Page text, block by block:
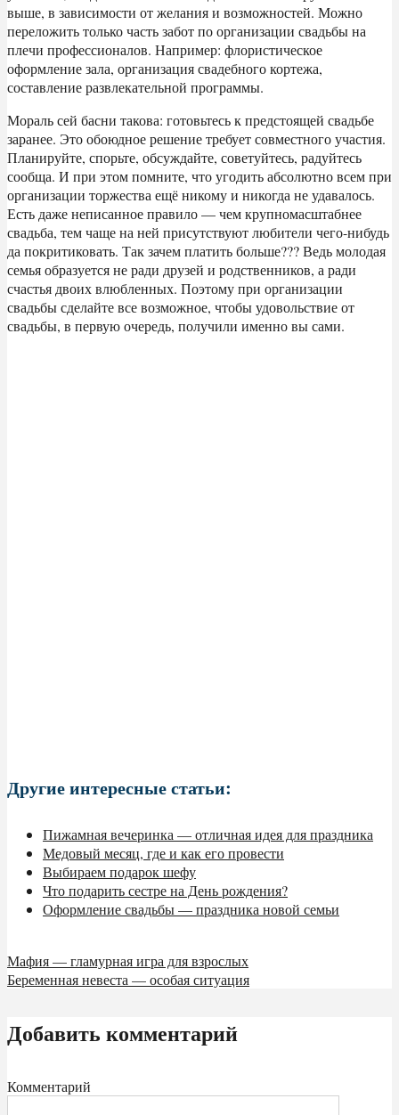
выше, в зависимости от желания и возможностей. Можно
переложить только часть забот по организации свадьбы на
плечи профессионалов. Например: флористическое
оформление зала, организация свадебного кортежа,
составление развлекательной программы.
Мораль сей басни такова: готовьтесь к предстоящей свадьбе
заранее. Это обоюдное решение требует совместного участия.
Планируйте, спорьте, обсуждайте, советуйтесь, радуйтесь
сообща. И при этом помните, что угодить абсолютно всем при
организации торжества ещё никому и никогда не удавалось.
Есть даже неписанное правило — чем крупномасштабнее
свадьба, тем чаще на ней присутствуют любители чего-нибудь
да покритиковать. Так зачем платить больше??? Ведь молодая
семья образуется не ради друзей и родственников, а ради
счастья двоих влюбленных. Поэтому при организации
свадьбы сделайте все возможное, чтобы удовольствие от
свадьбы, в первую очередь, получили именно вы сами.
Другие интересные статьи:
Пижамная вечеринка — отличная идея для праздника
Медовый месяц, где и как его провести
Выбираем подарок шефу
Что подарить сестре на День рождения?
Оформление свадьбы — праздника новой семьи
Мафия — гламурная игра для взрослых
Беременная невеста — особая ситуация
Добавить комментарий
Комментарий